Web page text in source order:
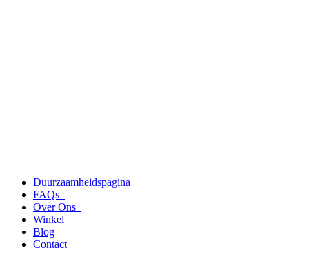
Duurzaamheidspagina
FAQs
Over Ons
Winkel
Blog
Contact